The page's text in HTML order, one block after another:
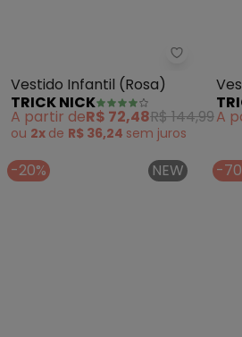
Trick
Vestido Infantil (Rosa)
TRICK NICK
A partir deR$ 72,48R$ 144,99
ou 2x de R$ 36,24 semjuros
A
-20% NEW -